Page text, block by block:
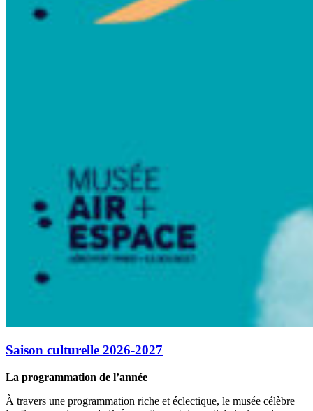
Saison culturelle 2026-2027
La programmation de l’année
À travers une programmation riche et éclectique, le musée célèbre